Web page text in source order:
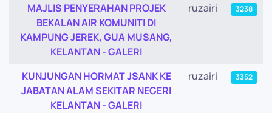
ArticlesMAJLIS PENYERAHAN PROJEK
BEKALAN AIR KOMUNITI DI
KAMPUNG JEREK, GUA MUSANG,
KELANTAN - GALERI
ruzairi 3238
KUNJUNGAN HORMAT JSANK KE
JABATAN ALAM SEKITAR NEGERI
KELANTAN - GALERI
ruzairi 3352